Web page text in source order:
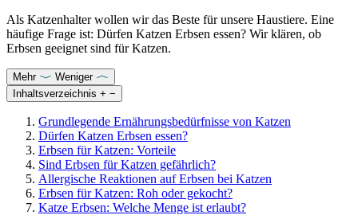
Als Katzenhalter wollen wir das Beste für unsere Haustiere. Eine
häufige Frage ist: Dürfen Katzen Erbsen essen? Wir klären, ob
Erbsen geeignet sind für Katzen.
Mehr
Weniger
Inhaltsverzeichnis + −
Grundlegende Ernährungsbedürfnisse von Katzen
Dürfen Katzen Erbsen essen?
Erbsen für Katzen: Vorteile
Sind Erbsen für Katzen gefährlich?
Allergische Reaktionen auf Erbsen bei Katzen
Erbsen für Katzen: Roh oder gekocht?
Katze Erbsen: Welche Menge ist erlaubt?